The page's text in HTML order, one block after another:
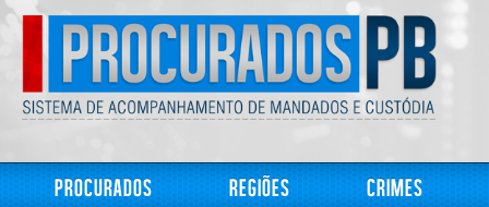
Procurados Regiões Crimes